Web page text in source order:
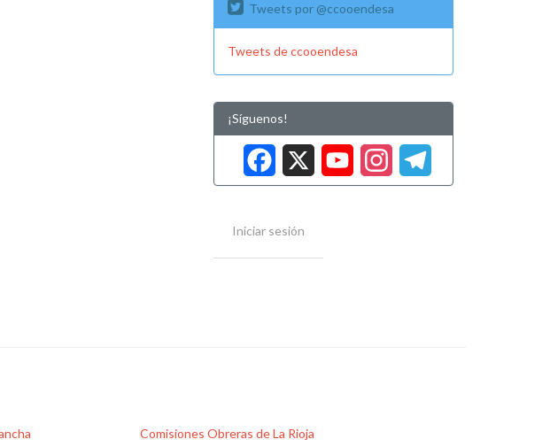
Tweets por @ccooendesa
Tweets de ccooendesa
¡Síguenos!
Facebook
XYouTube
Iniciar sesión
Comisiones Obreras de La Rioja